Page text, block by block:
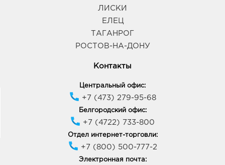
ЛИСКИ
ЕЛЕЦ
ТАГАНРОГ
РОСТОВ-НА-ДОНУ
Контакты
Центральный офис:
+7 (473) 279-95-68
Белгородский офис:
+7 (4722) 733-800
Отдел интернет-торговли:
+7 (800) 500-777-2
Электронная почта: